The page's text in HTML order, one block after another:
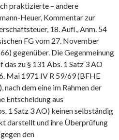
praktizierte – andere
Heuer, Kommentar zur
18. Aufl., Anm. 54
FG vom 27. November
gegenüber. Die Gegenmeinung
zu § 131 Abs. 1 Satz 3 AO
Mai 1971 IV R 59/69 (BFHE
dem eine im Rahmen der
Entscheidung aus
1 Satz 3 AO) keinen selbständig
darstellt und ihre Überprüfung
den